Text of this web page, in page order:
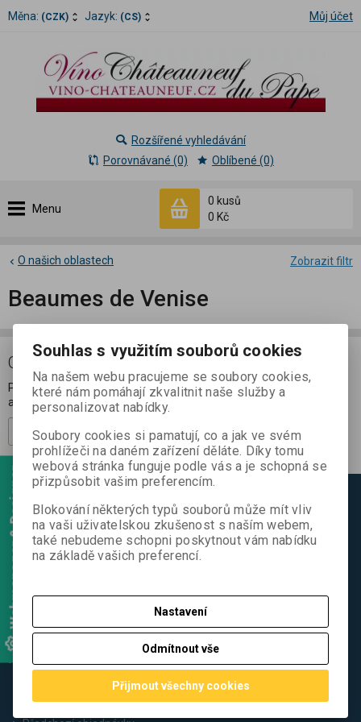
Webmanager & Designer
Měna: (CZK) Jazyk: (CS) Můj účet
Menu
0 kusů
0 Kč
Rozšířené vyhledávání
Porovnávané (0)
Oblíbené (0)
Zobrazit filtr
O našich oblastech
Beaumes de Venise
ODBĚR NOVINEK
Přihlašte se k odběru novinek a buďte informováni o novinkách,
akcích a soutěžích.
Registrovat
ZÁKAZNICKÝ SERVIS
Rychlá objednávka
Kontakt
Cookies
MŮJ ÚČET
Oblíbené položky
Souhlas s využitím souborů cookies
Na našem webu pracujeme se soubory cookies,
které nám pomáhají zkvalitnit naše služby a
personalizovat nabídky.
Soubory cookies si pamatují, co a jak ve svém
prohlížeči na daném zařízení děláte. Díky tomu
webová stránka funguje podle vás a je schopná se
přizpůsobit vašim preferencím.
Blokování některých typů souborů může mít vliv
na vaši uživatelskou zkušenost s naším webem,
také nebudeme schopni poskytnout vám nabídku
na základě vašich preferencí.
Nastavení
Odmítnout vše
Přijmout všechny cookies